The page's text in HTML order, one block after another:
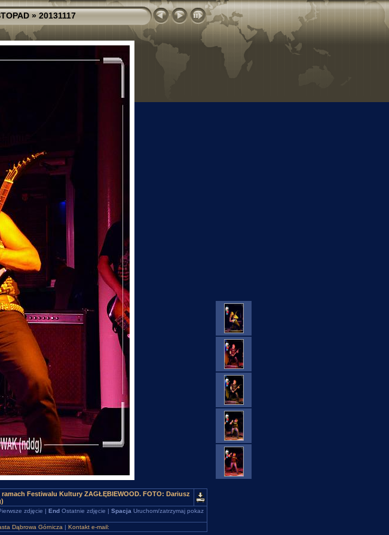
»20131117
Festiwalu Kultury ZAGŁĘBIEWOOD. FOTO: Dariusz
zdjęcie | EndOstatnie zdjęcie | Spacja Uruchom/zatrzymaj pokaz
Dąbrowa Górnicza | Kontakt e-mail: